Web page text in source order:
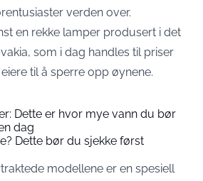
verden over.
en rekke lamper produsert i det
som i dag handles til priser
til å sperre opp øynene.
Dette er hvor mye vann du bør
dag
Dette bør du sjekke først
modellene er en spesiell